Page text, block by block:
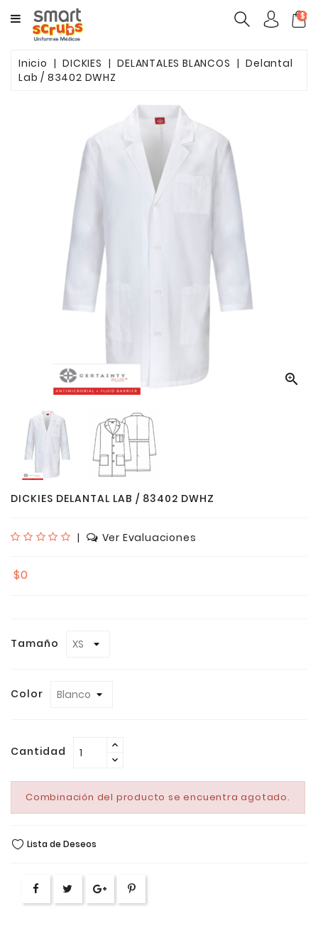
CATEGORY
HOMBRES
TOONIFORMS
COMPLEMENTOS
Inicio DICKIES DELANTALES BLANCOS
Delantal
Lab / 83402 DWHZ

DICKIES DELANTAL LAB / 83402 DWHZ
| Ver Evaluaciones
$0
Tamaño
Color
Cantidad
Combinación del producto se encuentra agotado.
Lista de Deseos